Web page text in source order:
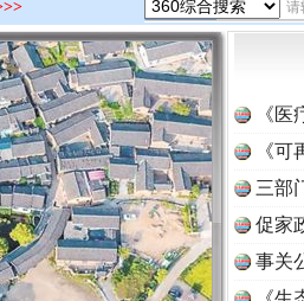
《
《
三部
促家
事关